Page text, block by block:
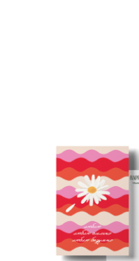
4 рабочих дней.